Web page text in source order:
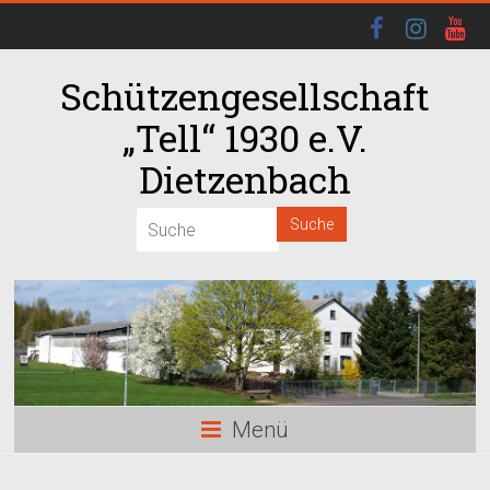
Schützengesellschaft
„Tell“ 1930 e.V.
Dietzenbach
Menü
02:00
04:00